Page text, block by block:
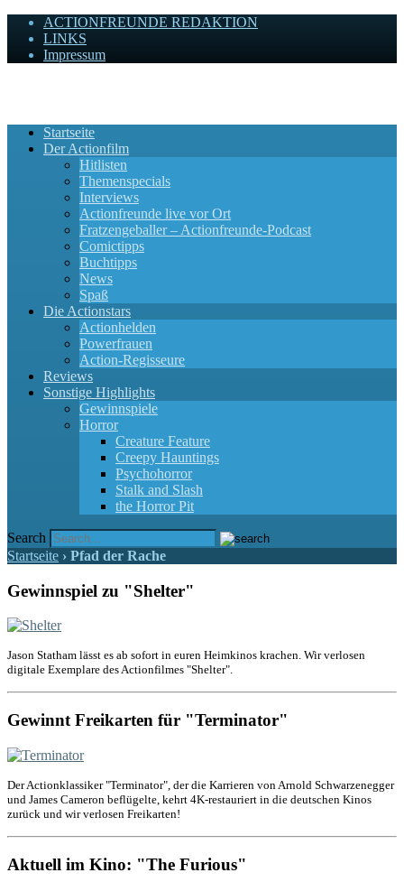
ACTIONFREUNDE REDAKTION
LINKS
Impressum
Startseite
Der Actionfilm
Hitlisten
Themenspecials
Interviews
Actionfreunde live vor Ort
Fratzengeballer – Actionfreunde-Podcast
Comictipps
Buchtipps
News
Spaß
Die Actionstars
Actionhelden
Powerfrauen
Action-Regisseure
Reviews
Sonstige Highlights
Gewinnspiele
Horror
Creature Feature
Creepy Hauntings
Psychohorror
Stalk and Slash
the Horror Pit
Search
Startseite › Pfad der Rache
Gewinnspiel zu "Shelter"
Jason Statham lässt es ab sofort in euren Heimkinos krachen. Wir verlosen
digitale Exemplare des Actionfilmes "Shelter".
Gewinnt Freikarten für "Terminator"
Der Actionklassiker "Terminator", der die Karrieren von Arnold Schwarzenegger
und James Cameron beflügelte, kehrt 4K-restauriert in die deutschen Kinos
zurück und wir verlosen Freikarten!
Aktuell im Kino: "The Furious"